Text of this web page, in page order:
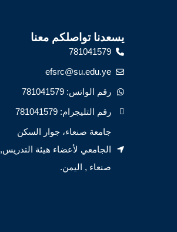
يسعدنا تواصلكم معنا
781041579
efsrc@su.edu.ye
رقم الواتس: 781041579
رقم التليجرام: 781041579
جامعة صنعاء، جوار السكن
الجامعي لأعضاء هيئة التدريس,
صنعاء , اليمن.